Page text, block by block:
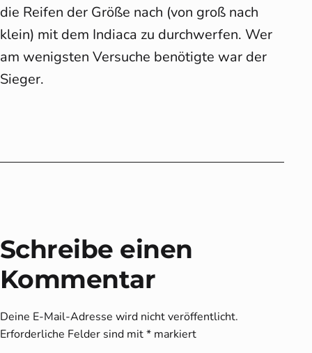
die Reifen der Größe nach (von groß nach
klein) mit dem Indiaca zu durchwerfen. Wer
am wenigsten Versuche benötigte war der
Sieger.
Schreibe einen
Kommentar
Deine E-Mail-Adresse wird nicht veröffentlicht.
Erforderliche Felder sind mit* markiert